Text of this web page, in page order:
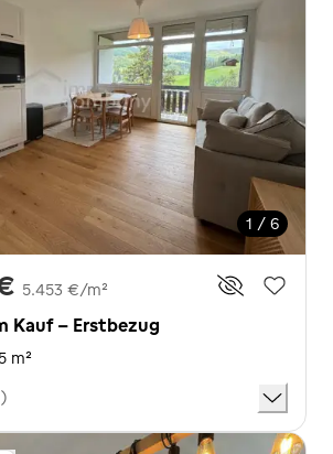
1 / 6
5.453 €/m²
Kauf - Erstbezug
m²